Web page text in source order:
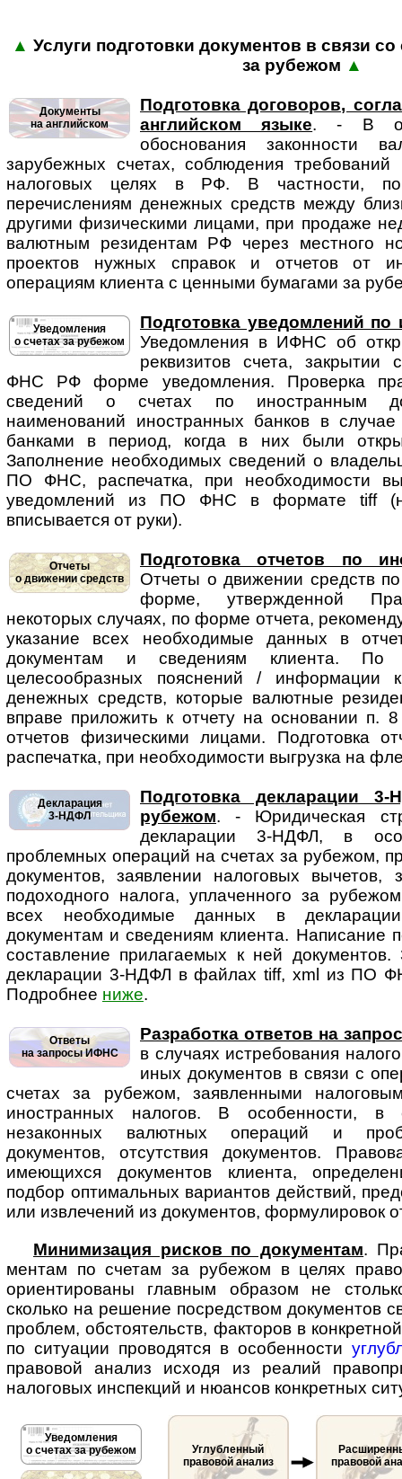
▲ Услуги подготовки доку­мен­тов в связи
за ру­бежом ▲
Документы
на английском
Подготовка договоров,
английском языке. - В
обоснования законности
зарубежных счетах, соблюдения
налоговых целях в РФ. В частности,
перечислениям денежных средств между
другими физическими лицами, при продаже
валютным резидентам РФ через местного
проектов нужных справок и отчетов от
операциям клиента с ценными бумагами за
Уведомления
о счетах за рубежом
Подготовка уведомлений по
Уведомления в ИФНС об
реквизитов счета, закрытии
ФНС РФ форме уведомления. Проверка
сведений о счетах по иностранным
наименований иностранных банков в
банками в период, когда в них были
Заполнение необходимых сведений о
ПО ФНС, распечатка, при необходимости
уведомлений из ПО ФНС в формате tiff
вписывается от руки).
Отчеты
о движении средств
Подготовка отчетов по
Отчеты о движении средств
форме, утвержденной
некоторых случаях, по форме отчета,
указание всех необходимые данных в
документам и сведениям клиента. По
целесообразных пояснений / информации
денежных средств, которые валютные
вправе приложить к отчету на основании п.
отчетов физическими лицами. Подготовка
распечатка, при необходимости выгрузка на
Декларация
3-НДФЛ
Подготовка декларации
рубежом. - Юридическая
декларации 3-НДФЛ, в
проблемных операций на счетах за рубежом,
документов, заявлении налоговых вычетов,
подоходного налога, уплаченного за
всех необходимые данных в
документам и сведениям клиента. Написание
составление прилагаемых к ней документов.
декларации 3-НДФЛ в файлах tiff, xml из ПО
Подробнее ниже.
Ответы
на запросы ИФНС
Разработка ответов на
в случаях истребования
иных документов в связи с
счетах за рубежом, заявленными
иностранных налогов. В особенности, в
незаконных валютных операций и
документов, отсутствия документов.
имеющихся документов клиента,
подбор оптимальных вариантов действий,
или извлечений из документов, формулировок
Минимизация рисков по документам.
мен­там по счетам за рубежом в целях
ориентированы главным образом не
сколько на решение посредством документов
проблем, обстоятельств, факторов в
по ситуации проводятся в особенности
правовой анализ исходя из реалий
налоговых инспекций и нюансов конкретных
Уведомления
о счетах за рубежом
Углубленный
правовой анализ
правовой